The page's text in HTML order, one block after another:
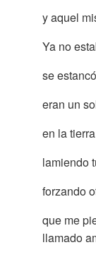
y aquel
Ya no
se
eran un
en la
lamiendo
forzando
que me
llamado